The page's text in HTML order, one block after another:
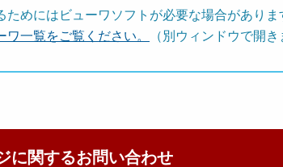
ためにはビューワソフトが必要な場合がありま
ワ一覧をご覧ください。
（別ウィンドウで開き
に関するお問い合わせ